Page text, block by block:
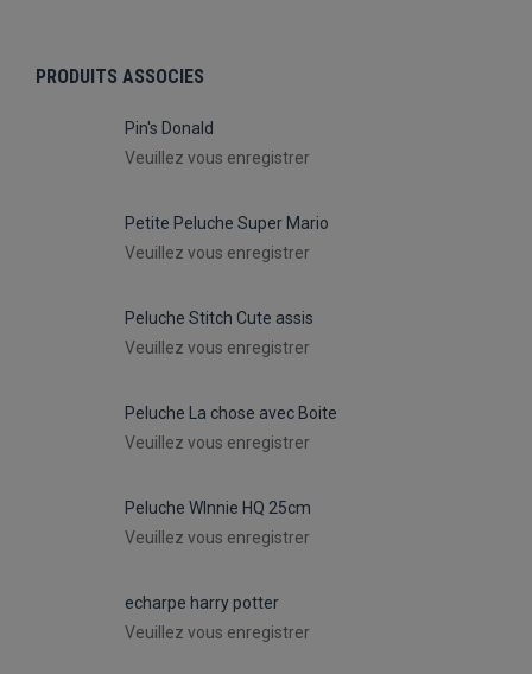
PRODUITS ASSOCIES
Pin's Donald
Veuillez vous enregistrer
Petite Peluche Super Mario
Veuillez vous enregistrer
Peluche Stitch Cute assis
Veuillez vous enregistrer
Peluche La chose avec Boite
Veuillez vous enregistrer
Peluche WInnie HQ 25cm
Veuillez vous enregistrer
echarpe harry potter
Veuillez vous enregistrer